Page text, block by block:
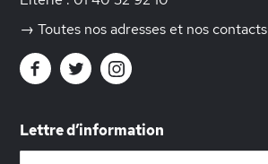
→ Toutes nos adresses et nos contacts
Lettre d’information